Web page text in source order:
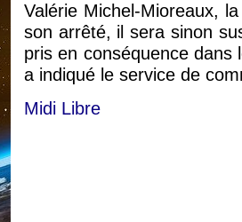
Valérie Michel-Mioreaux,
son arrêté, il sera sinon
pris en conséquence dans
a indiqué le service de
Midi Libre